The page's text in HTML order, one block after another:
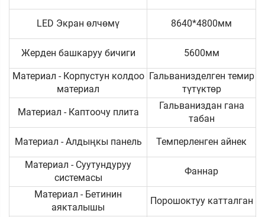
LED Экран өлчөмү 8640*4800мм
Жерден башкаруу бичиги 5600мм
Материал - Корпустун колдоо
материал
Гальванизделген темир
түтүктөр
Материал - Каптоочу плита
Гальваниздан гана
табан
Материал - Алдыңкы панель Темперленген айнек
Материал - Суутундуруу
системасы
Фаннар
Материал - Бетинин
аякталышы
Порошоктуу катталган